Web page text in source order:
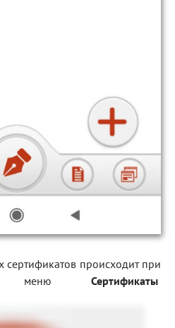
происходит при
меню Сертификаты